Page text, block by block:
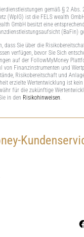
gemäß § 2 Abs.
(WpIG) ist die FELS wealth
GmbH besitzt eine
(BaFin)
dass Sie über die
verfügen, bevor Sie Sich
auf der FollowMyMoney
von Finanzinstrumenten und
Risikobereitschaft und
erzielte Wertentwicklung ist
für die zukünftige
in den Risikohinweisen.